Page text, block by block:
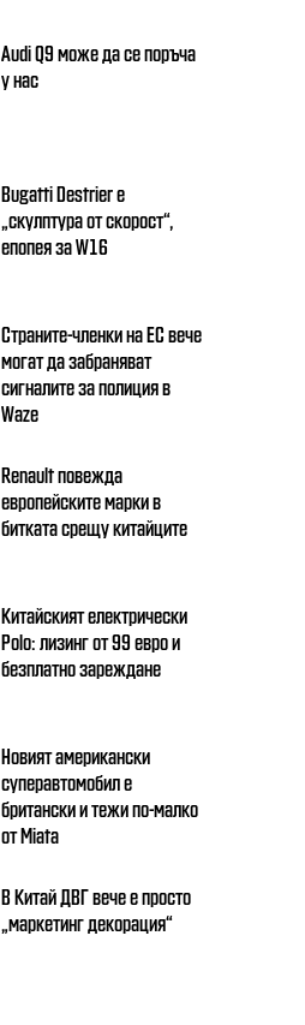
Audi Q9 може да се поръча
у нас
Bugatti Destrier е
„скулптура от скорост“,
епопея за W16
Страните-членки на ЕС вече
могат да забраняват
сигналите за полиция в
Waze
Renault повежда
европейските марки в
битката срещу китайците
Китайският електрически
Polo: лизинг от 99 евро и
безплатно зареждане
Новият американски
суперавтомобил е
британски и тежи по-малко
от Miata
В Китай ДВГ вече е просто
„маркетинг декорация“